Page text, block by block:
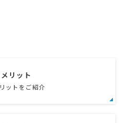
リット
ットをご紹介